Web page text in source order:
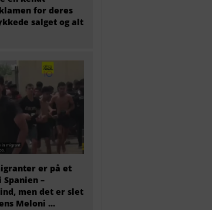
for deres
salget og alt
er på et
–
men det er slet
Meloni ...